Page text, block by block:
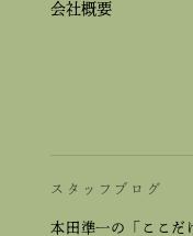
会社概要
スタッフブログ
本田準一の「ここだ